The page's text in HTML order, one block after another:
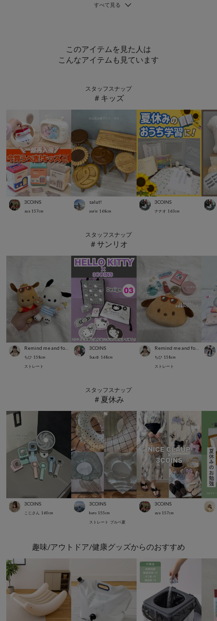
このアイテムを見た人は
こんなアイテムも見ています
スタッフスナップ
＃キッズ
3COINS
aya 157cm
salut!
yurie 168cm
3COINS
ナナオ 163cm
スタッフスナップ
＃サンリオ
ちひ 158cm
ストレート
3COINS
Suu☺︎ 168cm
Remind me and forever
ちひ 158cm
ストレート
スタッフスナップ
＃夏休み
3COINS
こじさん 160cm
3COINS
kuro 155cm
ストレート ブルベ夏
3COINS
aya 157cm
趣味/アウトドア/健康グッズからのおすすめ